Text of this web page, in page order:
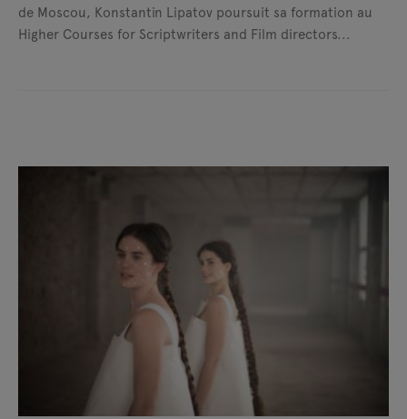
de Moscou, Konstantin Lipatov poursuit sa formation au
Higher Courses for Scriptwriters and Film directors...